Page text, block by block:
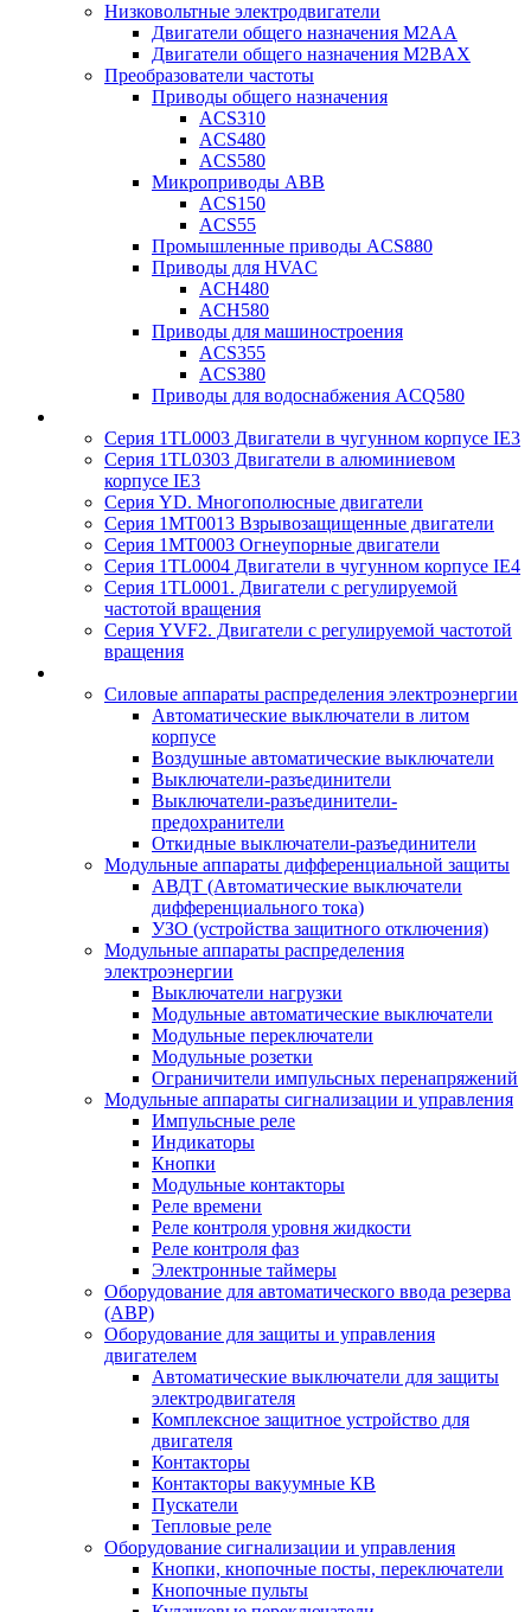
Низковольтные электродвигатели
Двигатели общего назначения M2AA
Двигатели общего назначения M2BAX
Преобразователи частоты
Приводы общего назначения
ACS310
ACS480
ACS580
Микроприводы ABB
ACS150
ACS55
Промышленные приводы ACS880
Приводы для HVAC
ACH480
ACH580
Приводы для машиностроения
ACS355
ACS380
Приводы для водоснабжения ACQ580
Серия 1TL0003 Двигатели в чугунном корпусе IE3
Серия 1TL0303 Двигатели в алюминиевом
корпусе IE3
Серия YD. Многополюсные двигатели
Серия 1MT0013 Взрывозащищенные двигатели
Серия 1MT0003 Огнеупорные двигатели
Серия 1TL0004 Двигатели в чугунном корпусе IE4
Серия 1TL0001. Двигатели с регулируемой
частотой вращения
Серия YVF2. Двигатели с регулируемой частотой
вращения
Силовые аппараты распределения электроэнергии
Автоматические выключатели в литом
корпусе
Воздушные автоматические выключатели
Выключатели-разъединители
Выключатели-разъединители-
предохранители
Откидные выключатели-разъединители
Модульные аппараты дифференциальной защиты
АВДТ (Автоматические выключатели
дифференциального тока)
УЗО (устройства защитного отключения)
Модульные аппараты распределения
электроэнергии
Выключатели нагрузки
Модульные автоматические выключатели
Модульные переключатели
Модульные розетки
Ограничители импульсных перенапряжений
Модульные аппараты сигнализации и управления
Импульсные реле
Индикаторы
Кнопки
Модульные контакторы
Реле времени
Реле контроля уровня жидкости
Реле контроля фаз
Электронные таймеры
Оборудование для автоматического ввода резерва
(АВР)
Оборудование для защиты и управления
двигателем
Автоматические выключатели для защиты
электродвигателя
Комплексное защитное устройство для
двигателя
Контакторы
Контакторы вакуумные КВ
Пускатели
Тепловые реле
Оборудование сигнализации и управления
Кнопки, кнопочные посты, переключатели
Кнопочные пульты